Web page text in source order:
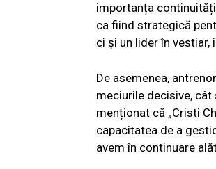
importanța
ca fiind strategică
ci și un lider în vestiar,
De asemenea,
meciurile decisive,
menționat că „Cristi
capacitatea de a
avem în continuare